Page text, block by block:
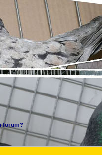
forum?